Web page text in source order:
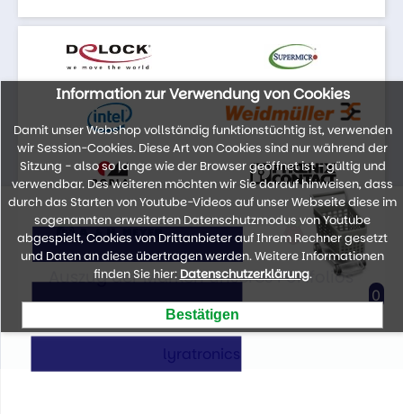
Auszug der Marken unseres Portfolios
Information zur Verwendung von Cookies
Damit unser Webshop vollständig funktionstüchtig ist, verwenden
wir Session-Cookies. Diese Art von Cookies sind nur während der
Sitzung - also so lange wie der Browser geöffnet ist - gültig und
verwendbar. Des weiteren möchten wir Sie darauf hinweisen, dass
durch das Starten von Youtube-Videos auf unser Webseite diese im
sogenannten erweiterten Datenschutzmodus von Youtube
abgespielt, Cookies von Drittanbieter auf Ihrem Rechner gesetzt
und Daten an diese übertragen werden. Weitere Informationen
finden Sie hier: Datenschutzerklärung.
0